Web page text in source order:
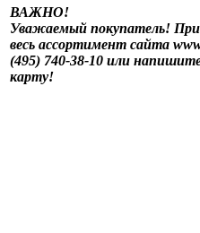
ВАЖНО!
Уважаемый покупатель!
весь ассортимент сайта
(495) 740-38-10 или
карту!